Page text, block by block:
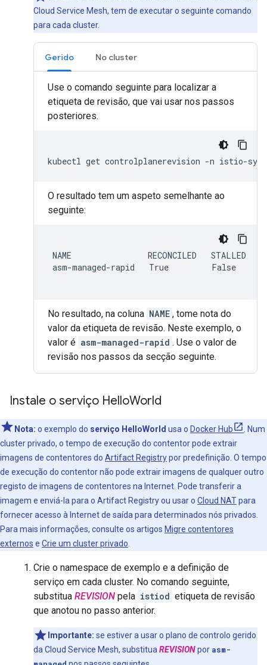
Cloud Service Mesh, tem de executar o seguinte comando
para cada cluster.
Gerido No cluster
Use o comando seguinte para localizar a
etiqueta de revisão, que vai usar nos passos
posteriores.
kubectl get controlplanerevision -n istio-
O resultado tem um aspeto semelhante ao
seguinte:
NAME RECONCILED
STALLED
asm-managed-rapid
True False
No resultado, na coluna NAME , tome nota do
valor da etiqueta de revisão. Neste exemplo, o
valor é asm-managed-rapid . Use o valor de
revisão nos passos da secção seguinte.
Instale o serviço HelloWorld
Nota: o exemplo do serviço HelloWorld usa o Docker Hub
. Num
cluster privado, o tempo de execução do contentor pode extrair
imagens de contentores do Artifact Registrypor predefinição. O tempo
de execução do contentor não pode extrair imagens de qualquer outro
registo de imagens de contentores na Internet. Pode transferir a
imagem e enviá-la para o Artifact Registry ou usar o Cloud NATpara
fornecer acesso à Internet de saída para determinados nós privados.
Para mais informações, consulte os artigos Migre contentores
externos e Crie um cluster privado
Crie o namespace de exemplo e a definição de
serviço em cada cluster. No comando seguinte,
substitua REVISION pela istiod etiqueta de revisão
que anotou no passo anterior.
Importante: se estiver a usar o plano de controlo gerido
da Cloud Service Mesh, substitua REVISIONpor asm-